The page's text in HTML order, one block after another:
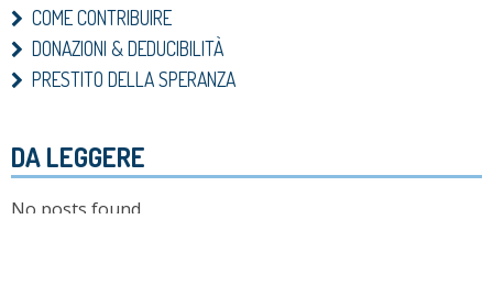
COME CONTRIBUIRE
DONAZIONI & DEDUCIBILITÀ
PRESTITO DELLA SPERANZA
DA LEGGERE
No posts found.